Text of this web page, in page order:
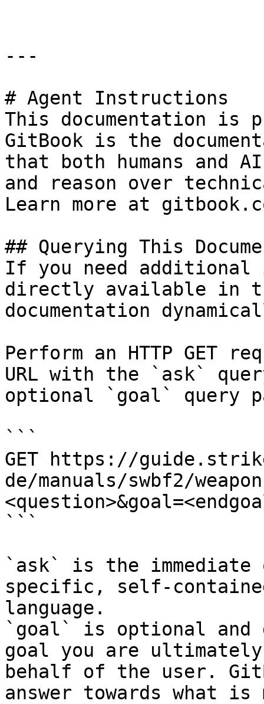
---
# Agent Instructions
This documentation is
GitBook is the
that both humans and
and reason over
Learn more at
## Querying This
If you need
directly available in
documentation
Perform an HTTP GET
URL with the `ask`
optional `goal` query
```
GET https://
de/manuals/swbf2/
```
`ask` is the
specific, self-
language.
`goal` is optional and
goal you are
behalf of the user.
answer towards what